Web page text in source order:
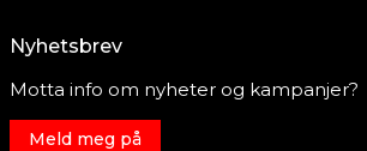
Nyhetsbrev
Motta info om nyheter og kampanjer?
Meld meg på